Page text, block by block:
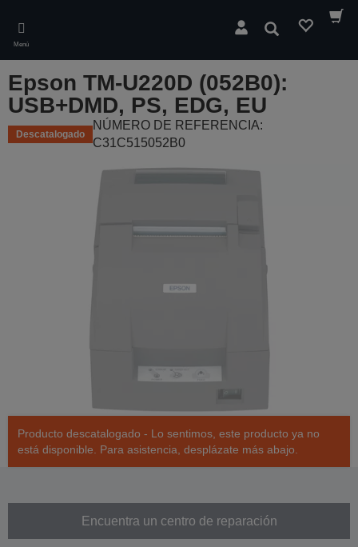
main
content
Menú
Buscar
Epson TM-U220D (052B0):
USB+DMD, PS, EDG, EU
Descatalogado
NÚMERO DE REFERENCIA:
C31C515052B0
Producto descatalogado - Lo sentimos, este producto ya no
está disponible. Para asistencia, desplázate más abajo.
Encuentra un centro de reparación